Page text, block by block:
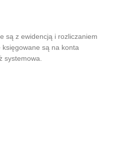
są z ewidencją i rozliczaniem
są na konta
systemowa.